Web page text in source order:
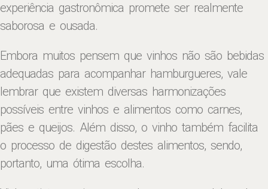
experiência gastronômica promete ser realmente
saborosa e ousada.
Embora muitos pensem que vinhos não são bebidas
adequadas para acompanhar hamburgueres, vale
lembrar que existem diversas harmonizações
possíveis entre vinhos e alimentos como carnes,
pães e queijos. Além disso, o vinho também facilita
o processo de digestão destes alimentos, sendo,
portanto, uma ótima escolha.